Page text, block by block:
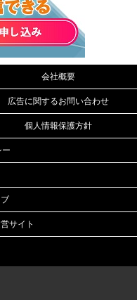
会社概要
広告に関するお問い合わせ
個人情報保護方針
サイト